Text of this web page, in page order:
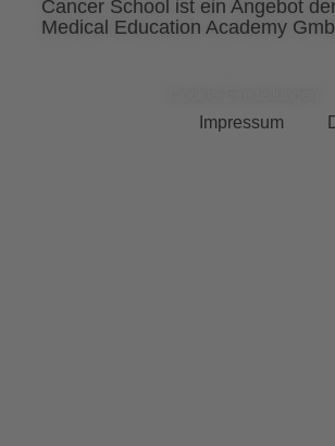
Cancer School ist ein Angebot
Medical Education Academy
Impressum